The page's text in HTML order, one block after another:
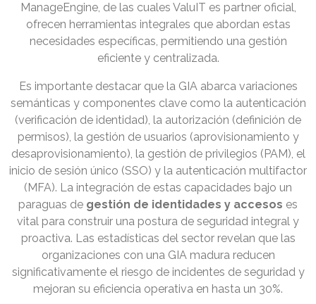
ManageEngine, de las cuales ValuIT es partner oficial,
ofrecen herramientas integrales que abordan estas
necesidades específicas, permitiendo una gestión
eficiente y centralizada.
Es importante destacar que la GIA abarca variaciones
semánticas y componentes clave como la autenticación
(verificación de identidad), la autorización (definición de
permisos), la gestión de usuarios (aprovisionamiento y
desaprovisionamiento), la gestión de privilegios (PAM), el
inicio de sesión único (SSO) y la autenticación multifactor
(MFA). La integración de estas capacidades bajo un
paraguas de gestión de identidades y accesos es
vital para construir una postura de seguridad integral y
proactiva. Las estadísticas del sector revelan que las
organizaciones con una GIA madura reducen
significativamente el riesgo de incidentes de seguridad y
mejoran su eficiencia operativa en hasta un 30%.